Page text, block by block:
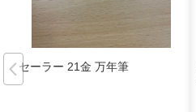
セーラー 21金 万年筆